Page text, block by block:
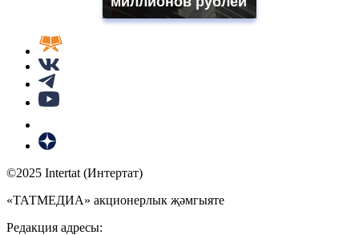
©2025 Intertat (Интертат)
«ТАТМЕДИА» акционерлык җәмгыяте
Редакция адресы: